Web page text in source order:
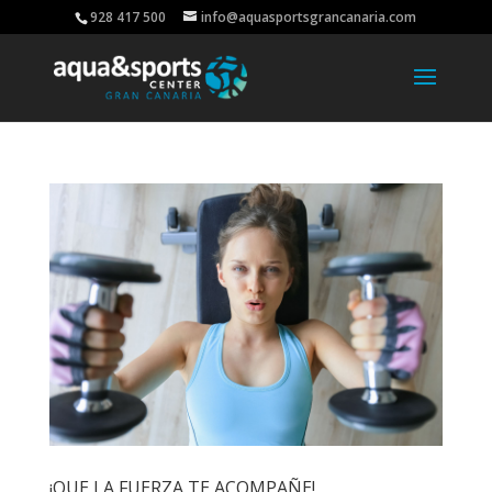
928 417 500 info@aquasportsgrancanaria.com